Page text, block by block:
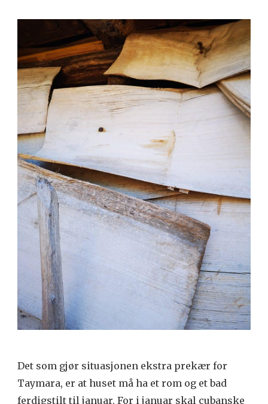
Det som gjør situasjonen ekstra prekær for
Taymara, er at huset må ha et rom og et bad
ferdigstilt til januar. For i januar skal cubanske